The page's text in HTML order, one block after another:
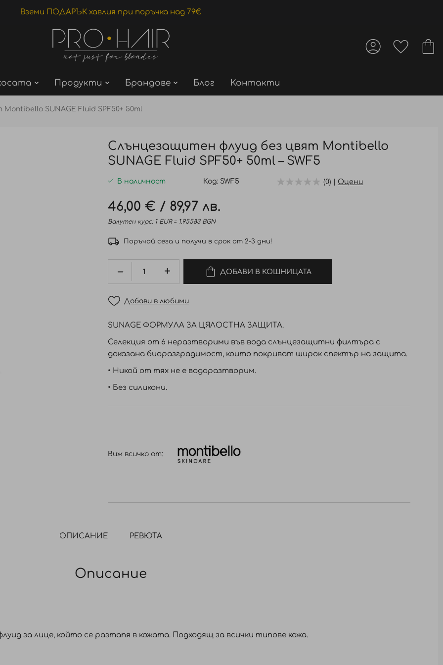
Вземи ПОДАРЪК хавлия при поръчка над 79€
Продукти Брандове Блог Контакти
SUNAGE Fluid SPF50+ 50ml
Слънцезащитен флуид без цвят Montibello
SUNAGE Fluid SPF50+ 50ml – SWF5
В наличност Код SWF5 (0) | Оцени
46,00 € / 89,97 лв.
Валутен курс: 1 EUR = 1.95583 BGN
Поръчай сега и получи в срок от 2-3 дни!
ДОБАВИ В КОШНИЦАТА
Добави в любими
SUNAGE ФОРМУЛА ЗА ЦЯЛОСТНА ЗАЩИТА.
Селекция от 6 неразтворими във вода слънцезащитни филтъра с
доказана биоразградимост, които покриват широк спектър на защита.
• Никой от тях не е водоразтворим.
• Без силикони.
Виж всичко от:
ОПИСАНИЕ РЕВЮТА
Описание
за лице, който се разтапя в кожата. Подходящ за всички типове кожа.